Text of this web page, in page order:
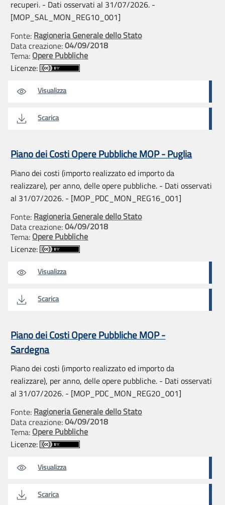
recuperi. - Dati osservati al 31/07/2026. -
[MOP_SAL_MON_REG10_001]
Fonte: Ragioneria Generale dello Stato
Data creazione:04/09/2018
Tema: Opere Pubbliche
Licenze:
Visualizza
Scarica
Piano dei Costi Opere Pubbliche MOP - Puglia
Piano dei costi (importo realizzato ed importo da
realizzare), per anno, delle opere pubbliche. - Dati osservati
al 31/07/2026. - [MOP_PDC_MON_REG16_001]
Fonte: Ragioneria Generale dello Stato
Data creazione:04/09/2018
Tema: Opere Pubbliche
Licenze:
Visualizza
Scarica
Piano dei Costi Opere Pubbliche MOP -
Sardegna
Piano dei costi (importo realizzato ed importo da
realizzare), per anno, delle opere pubbliche. - Dati osservati
al 31/07/2026. - [MOP_PDC_MON_REG20_001]
Fonte: Ragioneria Generale dello Stato
Data creazione:04/09/2018
Tema: Opere Pubbliche
Licenze:
Visualizza
Scarica